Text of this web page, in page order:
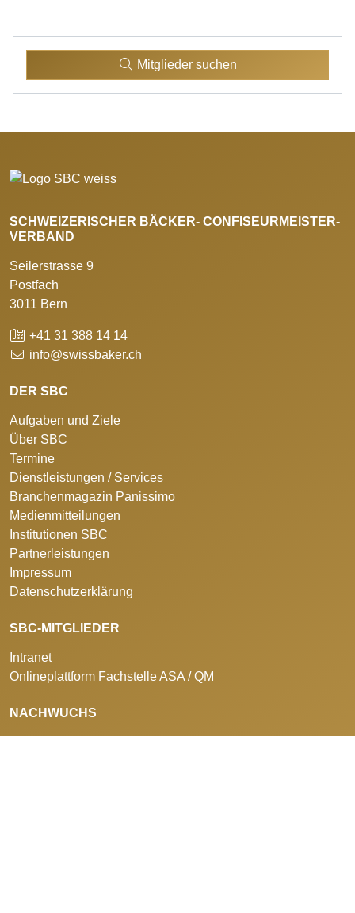
Mitglieder suchen
SCHWEIZERISCHER BÄCKER- CONFISEURMEISTER-
VERBAND
Seilerstrasse 9
Postfach
3011 Bern
+41 31 388 14 14
info@swissbaker.ch
DER SBC
Aufgaben und Ziele
Über SBC
Termine
Dienstleistungen / Services
Branchenmagazin Panissimo
Medienmitteilungen
Institutionen SBC
Partnerleistungen
Impressum
Datenschutzerklärung
SBC-MITGLIEDER
Intranet
Onlineplattform Fachstelle ASA / QM
NACHWUCHS